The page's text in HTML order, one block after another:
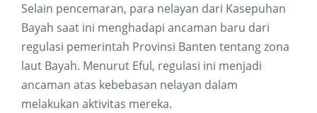
Selain pencemaran, para nelayan dari Kasepuhan
Bayah saat ini menghadapi ancaman baru dari
regulasi pemerintah Provinsi Banten tentang zona
laut Bayah. Menurut Eful, regulasi ini menjadi
ancaman atas kebebasan nelayan dalam
melakukan aktivitas mereka.